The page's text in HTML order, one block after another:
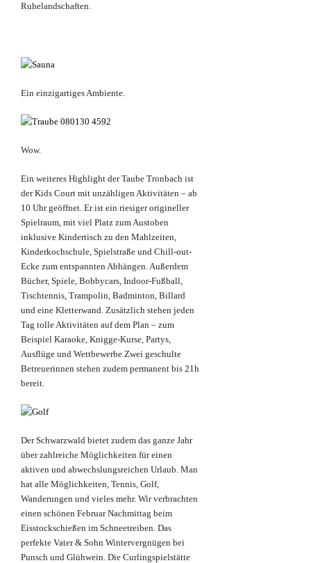
Ruhelandschaften.
Ein einzigartiges Ambiente.
Wow.
Ein weiteres Highlight der Taube Tronbach ist
der Kids Court mit unzähligen Aktivitäten – ab
10 Uhr geöffnet. Er ist ein riesiger origineller
Spielraum, mit viel Platz zum Austoben
inklusive Kindertisch zu den Mahlzeiten,
Kinderkochschule, Spielstraße und Chill-out-
Ecke zum entspannten Abhängen. Außerdem
Bücher, Spiele, Bobbycars, Indoor-Fußball,
Tischtennis, Trampolin, Badminton, Billard
und eine Kletterwand. Zusätzlich stehen jeden
Tag tolle Aktivitäten auf dem Plan – zum
Beispiel Karaoke, Knigge-Kurse, Partys,
Ausflüge und Wettbewerbe.Zwei geschulte
Betreuerinnen stehen zudem permanent bis 21h
bereit.
Der Schwarzwald bietet zudem das ganze Jahr
über zahlreiche Möglichkeiten für einen
aktiven und abwechslungsreichen Urlaub. Man
hat alle Möglichkeiten, Tennis, Golf,
Wanderungen und vieles mehr. Wir verbrachten
einen schönen Februar Nachmittag beim
Eisstockschießen im Schneetreiben. Das
perfekte Vater & Sohn Wintervergnügen bei
Punsch und Glühwein. Die Curlingspielstätte